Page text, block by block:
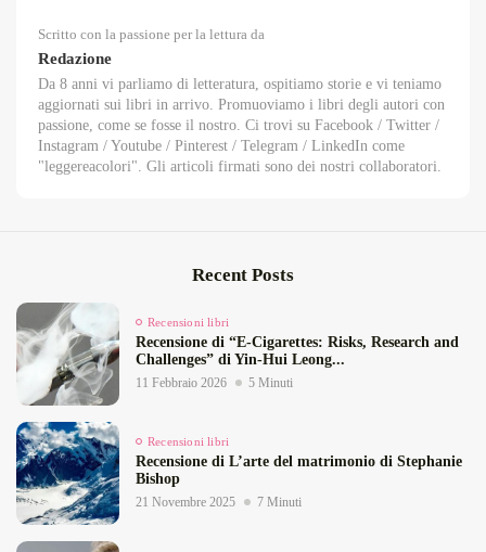
Scritto con la passione per la lettura da
Redazione
Da 8 anni vi parliamo di letteratura, ospitiamo storie e vi teniamo
aggiornati sui libri in arrivo. Promuoviamo i libri degli autori con
passione, come se fosse il nostro. Ci trovi su Facebook / Twitter /
Instagram / Youtube / Pinterest / Telegram / LinkedIn come
"leggereacolori". Gli articoli firmati sono dei nostri collaboratori.
Recent Posts
Recensioni libri
Recensione di “E‑Cigarettes: Risks, Research and
Challenges” di Yin‑Hui Leong...
11 Febbraio 2026 5 Minuti
Recensioni libri
Recensione di L’arte del matrimonio di Stephanie
Bishop
21 Novembre 2025 7 Minuti